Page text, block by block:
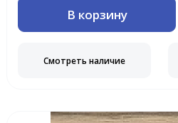
В корзину
Смотреть наличие